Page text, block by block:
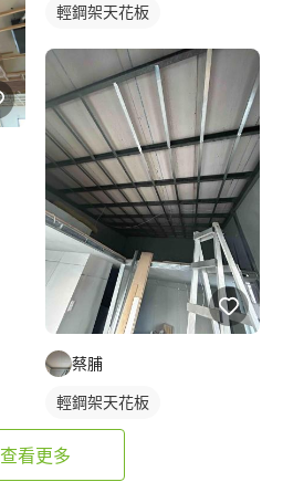
輕鋼架天花板
蔡脯
輕鋼架天花板
查看更多